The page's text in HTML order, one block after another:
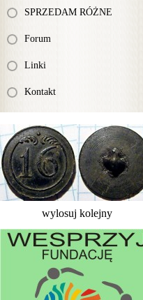
SPRZEDAM RÓŻNE
Forum
Linki
Kontakt
wylosuj kolejny